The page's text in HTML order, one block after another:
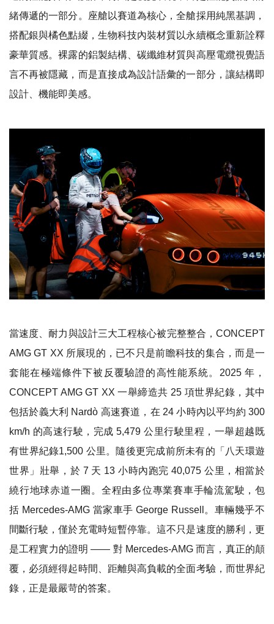
緒傳遞的一部分。座艙以賽道為核心，全艙採用純黑基調，
搭配銀與橘色點綴，生物科技內裝材質以永續概念重新詮釋
豪華質感。裸露的鋁製結構、碳纖維材質與高壓電纜視覺語
言不再被隱藏，而是直接成為設計語彙的一部分，讓結構即
設計、機能即美感。
當速度、耐力與設計三大工程核心被完整整合，CONCEPT
AMG GT XX 所展現的，已不只是前瞻科技的集合，而是一
套能在極端條件下被反覆驗證的高性能系統。2025 年，
CONCEPT AMG GT XX 一舉締造共 25 項世界紀錄，其中
包括於義大利 Nardò 高速賽道，在 24 小時內以平均約 300
km/h 的高速行駛，完成 5,479 公里行駛里程，一舉超越既
有世界紀錄1,500 公里。隨後更完成前所未有的 「八天環遊
世界」 壯舉，於 7 天 13 小時內跑完 40,075 公里，相當於
繞行地球赤道一圈。全程由多位專業賽車手輪流駕駛，包
括 Mercedes-AMG 當家車手 George Russell。車輛幾乎不
間斷行駛，僅於充電時短暫停靠。這不只是速度的勝利，更
是工程實力的證明 —— 對 Mercedes-AMG 而言，真正的顛
覆，必須經得起時間、距離與高負載的全面考驗，而世界紀
錄，正是最嚴苛的答案。